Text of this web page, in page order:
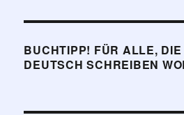
BUCHTIPP! FÜR ALLE,
DEUTSCH SCHREIBEN